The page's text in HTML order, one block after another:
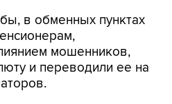
в обменных пунктах
мошенников,
и переводили ее на